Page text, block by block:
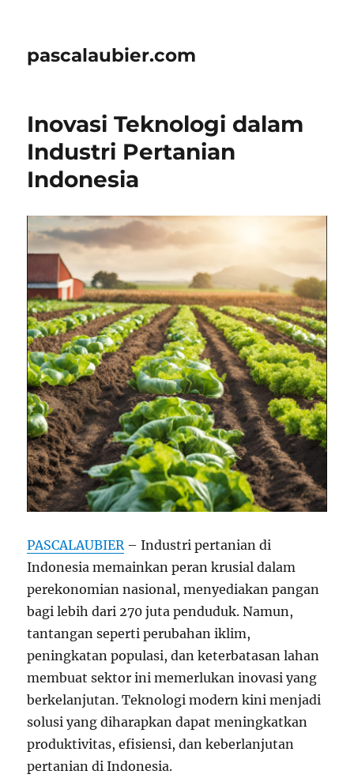
pascalaubier.com
Inovasi Teknologi dalam
Industri Pertanian
Indonesia
PASCALAUBIER– Industri pertanian di
Indonesia memainkan peran krusial dalam
perekonomian nasional, menyediakan pangan
bagi lebih dari 270 juta penduduk. Namun,
tantangan seperti perubahan iklim,
peningkatan populasi, dan keterbatasan lahan
membuat sektor ini memerlukan inovasi yang
berkelanjutan. Teknologi modern kini menjadi
solusi yang diharapkan dapat meningkatkan
produktivitas, efisiensi, dan keberlanjutan
pertanian di Indonesia.